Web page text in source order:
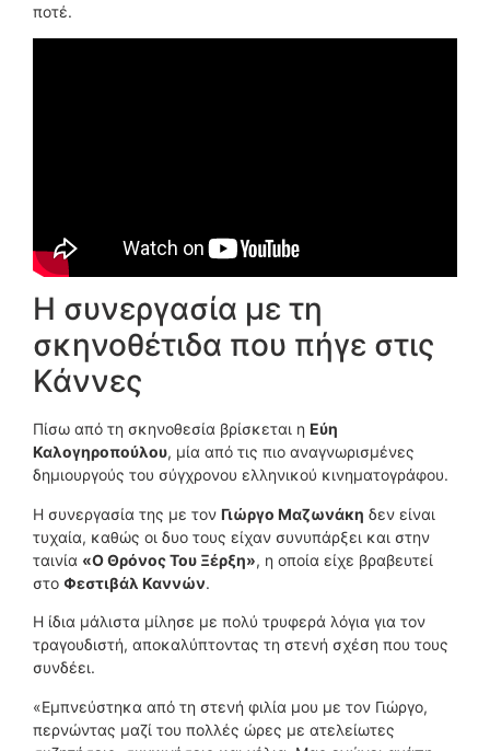
ποτέ.
Η συνεργασία με τη
σκηνοθέτιδα που πήγε στις
Κάννες
Πίσω από τη σκηνοθεσία βρίσκεται η Εύη
Καλογηροπούλου, μία από τις πιο αναγνωρισμένες
δημιουργούς του σύγχρονου ελληνικού κινηματογράφου.
Η συνεργασία της με τον Γιώργο Μαζωνάκη δεν είναι
τυχαία, καθώς οι δυο τους είχαν συνυπάρξει και στην
ταινία «Ο Θρόνος Του Ξέρξη», η οποία είχε βραβευτεί
στο Φεστιβάλ Καννών.
Η ίδια μάλιστα μίλησε με πολύ τρυφερά λόγια για τον
τραγουδιστή, αποκαλύπτοντας τη στενή σχέση που τους
συνδέει.
«Εμπνεύστηκα από τη στενή φιλία μου με τον Γιώργο,
περνώντας μαζί του πολλές ώρες με ατελείωτες